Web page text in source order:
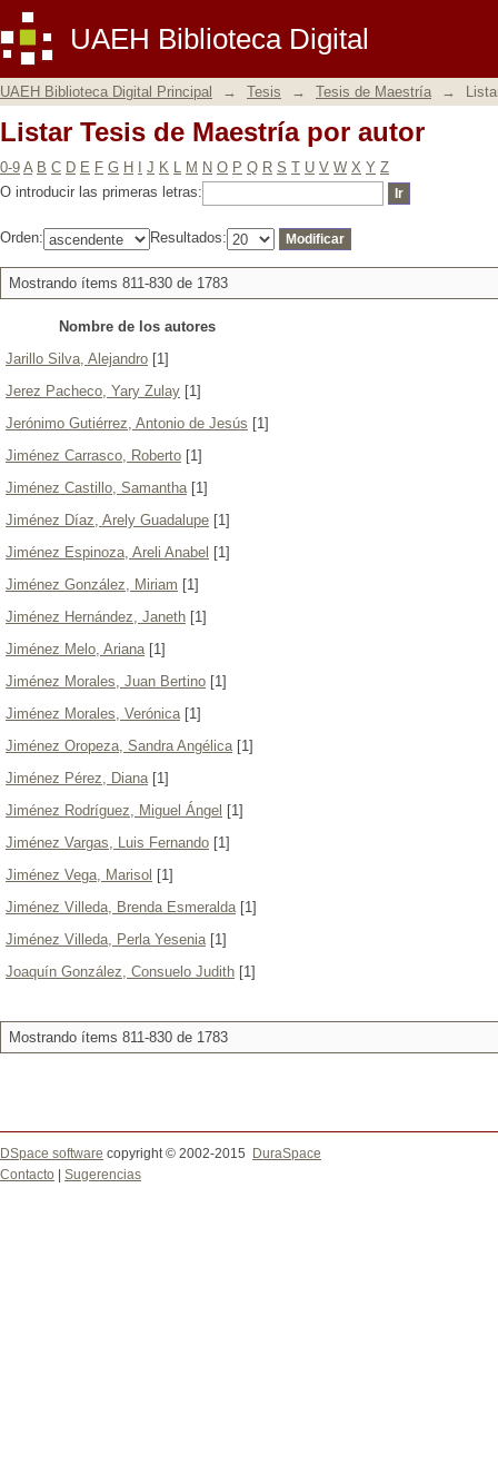
UAEH Biblioteca Digital
Listar Tesis de Maestría por autor
UAEH Biblioteca Digital Principal → Tesis → Tesis de Maestría →
Listar Tesis de Maestría por autor
0-9 A B C D E F G H J K L M N O P Q R S T U V W X Y Z
O introducir las primeras letras:
Orden: Resultados:
Mostrando ítems 811-830 de 1783
Nombre de los autores
Jarillo Silva, Alejandro [1]
Jerez Pacheco, Yary Zulay [1]
Jerónimo Gutiérrez, Antonio de Jesús [1]
Jiménez Carrasco, Roberto [1]
Jiménez Castillo, Samantha[1]
Jiménez Díaz, Arely Guadalupe [1]
Jiménez Espinoza, Areli Anabel [1]
Jiménez González, Miriam [1]
Jiménez Hernández, Janeth [1]
Jiménez Melo, Ariana[1]
Jiménez Morales, Juan Bertino [1]
Jiménez Morales, Verónica[1]
Jiménez Oropeza, Sandra Angélica[1]
Jiménez Pérez, Diana[1]
Jiménez Rodríguez, Miguel Ángel [1]
Jiménez Vargas, Luis Fernando [1]
Jiménez Vega, Marisol [1]
Jiménez Villeda, Brenda Esmeralda[1]
Jiménez Villeda, Perla Yesenia[1]
Joaquín González, Consuelo Judith [1]
Mostrando ítems 811-830 de 1783
DSpace software copyright © 2002-2015
DuraSpace
Contacto
Sugerencias